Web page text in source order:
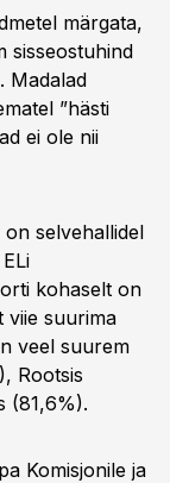
märgata,
sisseostuhind
Madalad
”hästi
ei ole nii
selvehallidel
kohaselt on
viie suurima
veel suurem
Rootsis
(81,6%).
Komisjonile ja